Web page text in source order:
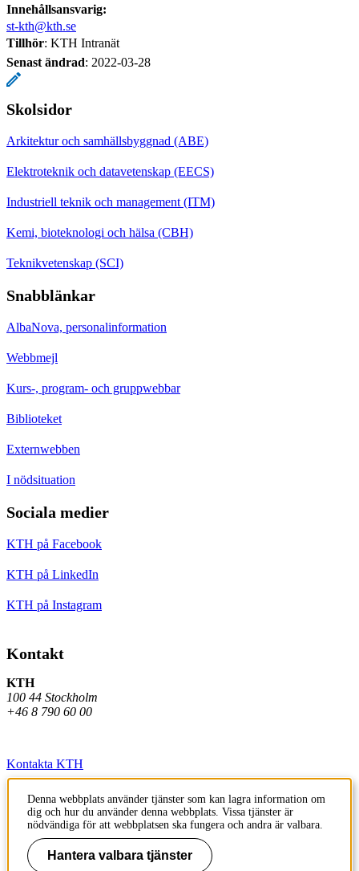
Innehållsansvarig:
st-kth@kth.se
Tillhör: KTH Intranät
Senast ändrad: 2022-03-28
Skolsidor
Arkitektur och samhällsbyggnad (ABE)
Elektroteknik och datavetenskap (EECS)
Industriell teknik och management (ITM)
Kemi, bioteknologi och hälsa (CBH)
Teknikvetenskap (SCI)
Snabblänkar
AlbaNova, personalinformation
Webbmejl
Kurs-, program- och gruppwebbar
Biblioteket
Externwebben
I nödsituation
Sociala medier
KTH på Facebook
KTH på LinkedIn
KTH på Instagram
Kontakt
KTH
100 44 Stockholm
+46 8 790 60 00
Kontakta KTH
Jobba på KTH
Press och media
Faktura och betalning KTH
Denna webbplats använder tjänster som kan lagra information om
dig och hur du använder denna webbplats. Vissa tjänster är
nödvändiga för att webbplatsen ska fungera och andra är valbara.
Hantera valbara tjänster